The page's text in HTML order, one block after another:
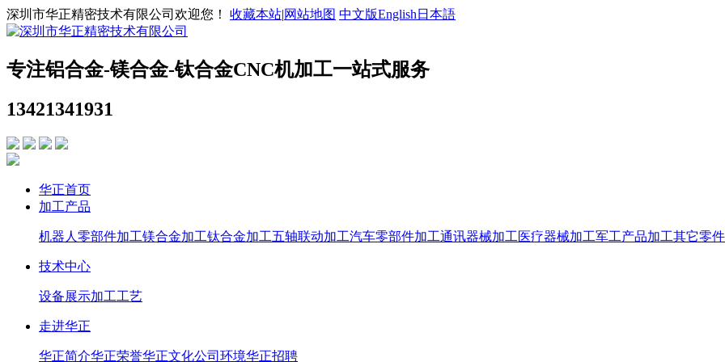
深圳市华正精密技术有限公司欢迎您！ 收藏本站|网站地图 中文版English 日本語
专注铝合金-镁合金-钛合金CNC机加工一站式服务
13421341931
华正首页
加工产品
机器人零部件加工镁合金加工钛合金加工五轴联动加工汽车零部件加工通讯器械加工医疗器械加工军工产品加工其它零
技术中心
设备展示加工工艺
走进华正
华正简介华正荣誉华正文化公司环境华正招聘